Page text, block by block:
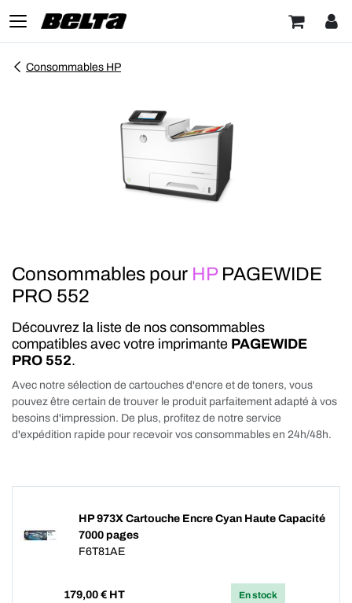
Consommables HP
Consommables pour HP PAGEWIDE
PRO 552
Découvrez la liste de nos consommables
compatibles avec votre imprimante PAGEWIDE
PRO 552.
Avec notre sélection de cartouches d'encre et de toners, vous
pouvez être certain de trouver le produit parfaitement adapté à vos
besoins d'impression. De plus, profitez de notre service
d'expédition rapide pour recevoir vos consommables en 24h/48h.
HP 973X Cartouche Encre Cyan Haute Capacité
7000 pages
F6T81AE
179,00 € HT En stock